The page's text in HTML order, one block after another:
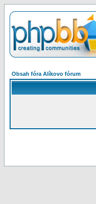
Obsah fóra Alíkovo fórum